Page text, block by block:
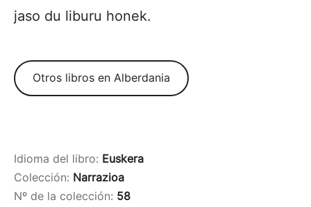
jaso du liburu honek.
Otros libros en Alberdania
Idioma del libro: Euskera
Colección: Narrazioa
Nº de la colección: 58